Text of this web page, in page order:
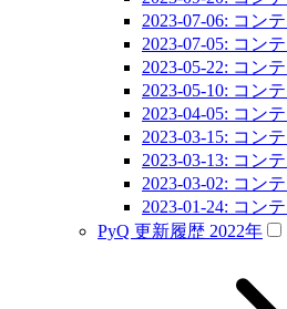
2023-07-06: コン
2023-07-05: コン
2023-05-22: コン
2023-05-10: コン
2023-04-05: コン
2023-03-15: コン
2023-03-13: コン
2023-03-02: コン
2023-01-24: コン
PyQ 更新履歴 2022年